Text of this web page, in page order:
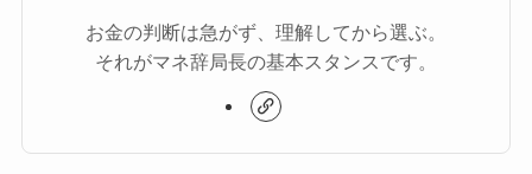
お金の判断は急がず、理解してから選ぶ。
それがマネ辞局長の基本スタンスです。